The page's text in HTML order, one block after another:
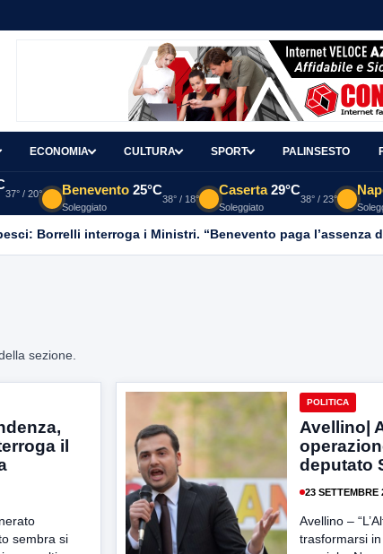
ECONOMIA CULTURA SPORT PALINSESTO
37° / 20° Benevento 25°C
Soleggiato
38° / 18°
Caserta 29°C
Soleggiato
38° / 23°
Borrelli interroga i Ministri. “Benevento paga l’assenza
sezione.
il
sembra si
POLITICA
Avellino|
deputato
23 SETTEMBRE
Avellino –
trasformarsi